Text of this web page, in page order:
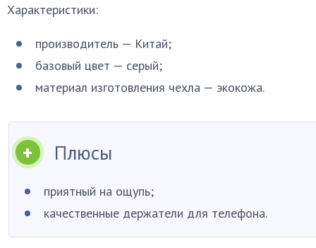
Характеристики:
производитель — Китай;
базовый цвет — серый;
материал изготовления чехла — экокожа.
Плюсы
приятный на ощупь;
качественные держатели для телефона.